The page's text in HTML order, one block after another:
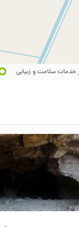
خدمات سلامت و زیبایی